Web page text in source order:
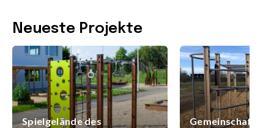
Neueste Projekte
Spielgelände des